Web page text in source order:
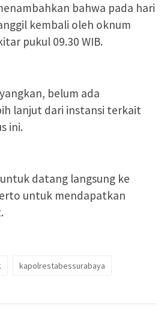
bahwa pada hari
kembali oleh oknum
pukul 09.30 WIB.
belum ada
lanjut dari instansi terkait
ini.
datang langsung ke
untuk mendapatkan
kapolrestabessurabaya